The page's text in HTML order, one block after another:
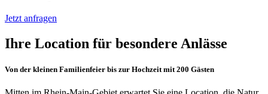
Jetzt anfragen
Ihre Location für besondere Anlässe
Von der kleinen Familienfeier bis zur Hochzeit mit 200 Gästen